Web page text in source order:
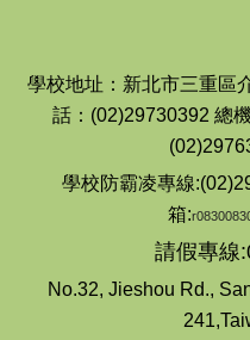
學校地址：新北市三重區
話：(02)29730392 總
學校防霸凌專線
箱:
請假專線
No.32, Jieshou Rd.,